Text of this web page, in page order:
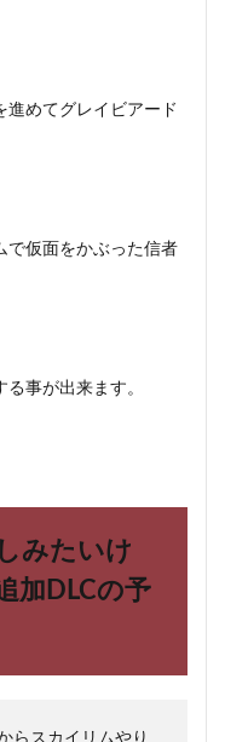
進めてグレイビアード
で仮面をかぶった信者
事が出来ます。
みたいけ
加DLCの予
らスカイリムやり